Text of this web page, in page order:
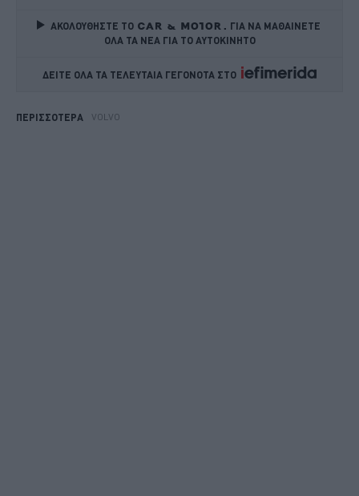
ΑΚΟΛΟΥΘΗΣΤΕ ΤΟ
ΓΙΑ ΝΑ ΜΑΘΑΙΝΕΤΕ
ΟΛΑ ΤΑ ΝΕΑ ΓΙΑ ΤΟ ΑΥΤΟΚΙΝΗΤΟ
ΔΕΙΤΕ ΟΛΑ ΤΑ ΤΕΛΕΥΤΑΙΑ ΓΕΓΟΝΟΤΑ ΣΤΟ
ΠΕΡΙΣΣΟΤΕΡΑ VOLVO